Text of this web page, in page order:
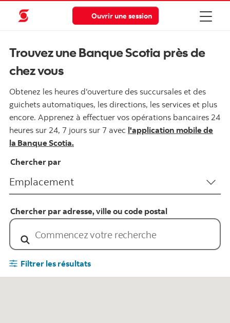
Ouvrir une session
Trouvez une Banque Scotia près de
chez vous
Obtenez les heures d'ouverture des succursales et des
guichets automatiques, les directions, les services et plus
encore. Apprenez à effectuer vos opérations bancaires 24
heures sur 24, 7 jours sur 7 avec l'application mobile de
la Banque Scotia.
Chercher par
Chercher par adresse, ville ou code postal
Filtrer les résultats